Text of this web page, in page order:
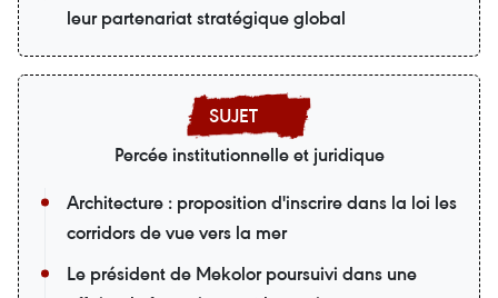
leur partenariat stratégique global
Percée institutionnelle et juridique
Architecture : proposition d'inscrire dans la loi les
corridors de vue vers la mer
Le président de Mekolor poursuivi dans une